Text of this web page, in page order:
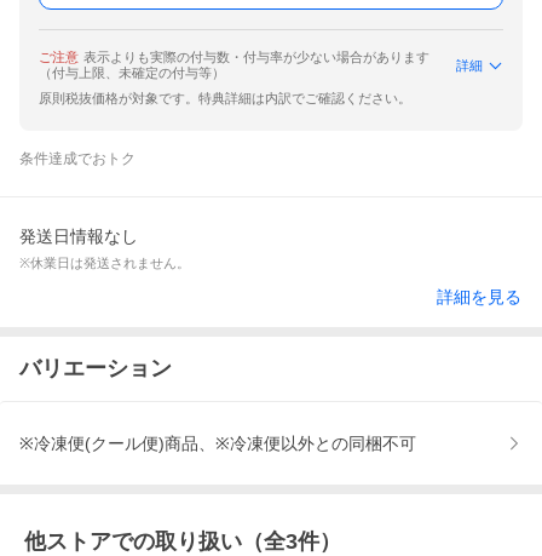
ご注意 表示よりも実際の付与数・付与率が少ない場合があります
（付与上限、未確定の付与等）
詳細
原則税抜価格が対象です。特典詳細は内訳でご確認ください。
条件達成でおトク
発送日情報なし
※休業日は発送されません。
詳細を見る
バリエーション
※冷凍便(クール便)商品、※冷凍便以外との同梱不可
他ストアでの取り扱い（全3件）